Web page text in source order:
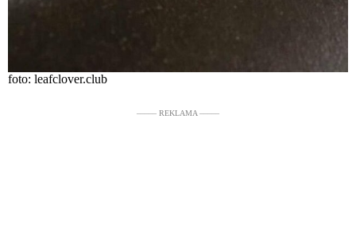
foto: leafclover.club
––––– REKLAMA –––––